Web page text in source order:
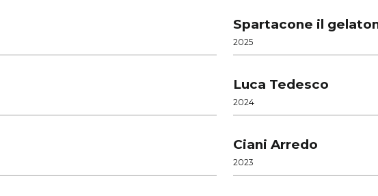
Spartacone il
2025
Luca Tedesco
2024
Ciani Arredo
2023